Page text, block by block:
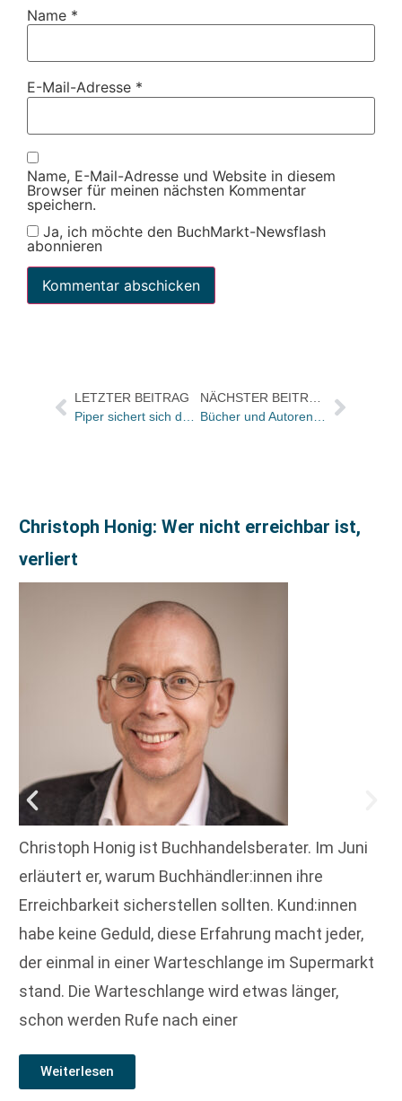
Name *
E-Mail-Adresse *
Name, E-Mail-Adresse und Website in diesem
Browser für meinen nächsten Kommentar
speichern.
Ja, ich möchte den BuchMarkt-Newsflash
abonnieren
LETZTER BEITRAG
Christoph Honig: Wer nicht erreichbar ist,
verliert
Christoph Honig ist Buchhandelsberater. Im Juni
erläutert er, warum Buchhändler:innen ihre
Erreichbarkeit sicherstellen sollten. Kund:innen
habe keine Geduld, diese Erfahrung macht jeder,
der einmal in einer Warteschlange im Supermarkt
stand. Die Warteschlange wird etwas länger,
schon werden Rufe nach einer
Weiterlesen